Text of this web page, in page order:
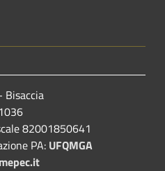
Bisaccia
82001850641
PA: UFQMGA